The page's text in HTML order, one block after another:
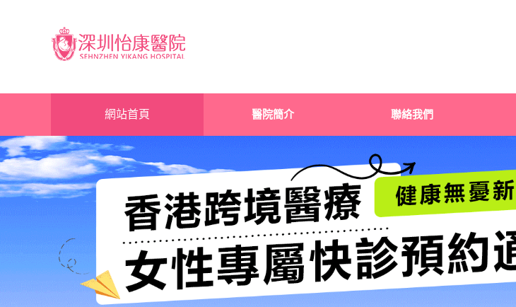
網站首頁 醫院簡介 聯絡我們